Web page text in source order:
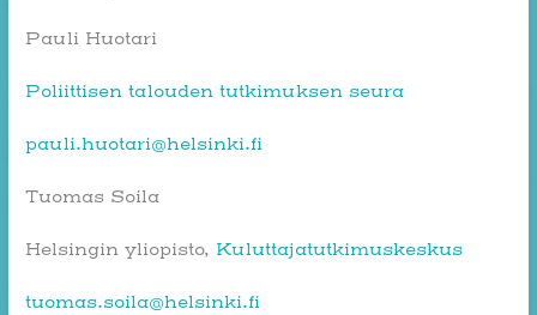
Pauli Huotari
Poliittisen talouden tutkimuksen seura
pauli.huotari@helsinki.fi
Tuomas Soila
Helsingin yliopisto, Kuluttajatutkimuskeskus
tuomas.soila@helsinki.fi